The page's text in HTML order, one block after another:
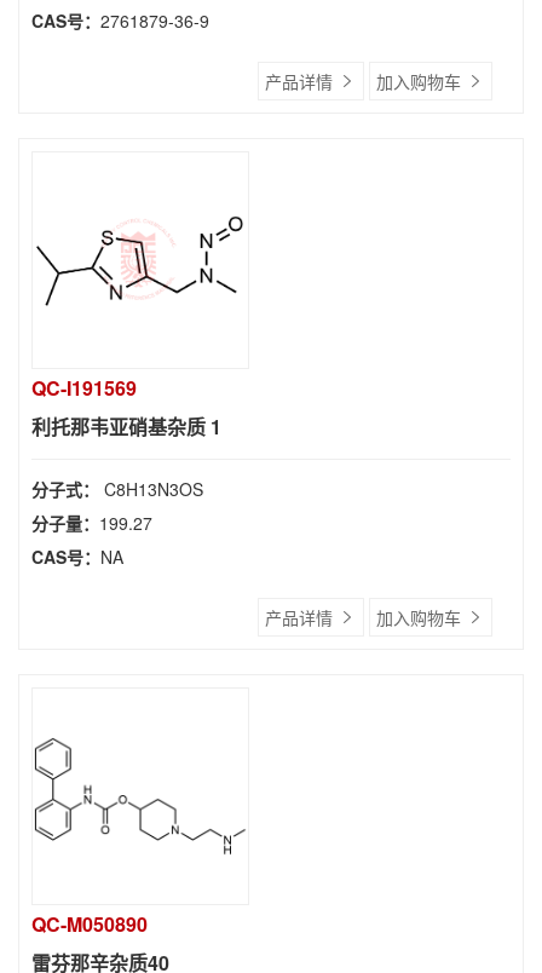
CAS号： 2761879-36-9
产品详情 加入购物车
QC-I191569
利托那韦亚硝基杂质 1
分子式： C8H13N3OS
分子量： 199.27
CAS号： NA
产品详情 加入购物车
QC-M050890
雷芬那辛杂质40